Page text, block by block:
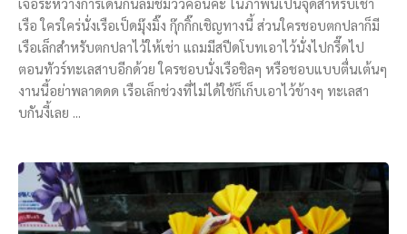
เรือ ใครใคร่นั่งเรือเป็ดมุ๊งมิ๊ง กุ๊กกิ๊กเชิญทางนี้ ส่วนใครชอบตกปลาก็มี
เรือเล็กสำหรับตกปลาไว้ให้เช่า แถมมีสปีดโบทเอาไว้นั่งไปกรี๊ดไป
ตอนทัวร์ทะเลสาบอีกด้วย ใครชอบนั่งเรือชิลๆ หรือชอบแบบตื่นเต้นๆ
งานนี้อย่าพลาดดด เรือเล็กช่วงที่ไม่ได้ใช้ก็เก็บเอาไว้ข้างๆ ทะเลสา
บกันงี้เลย ...